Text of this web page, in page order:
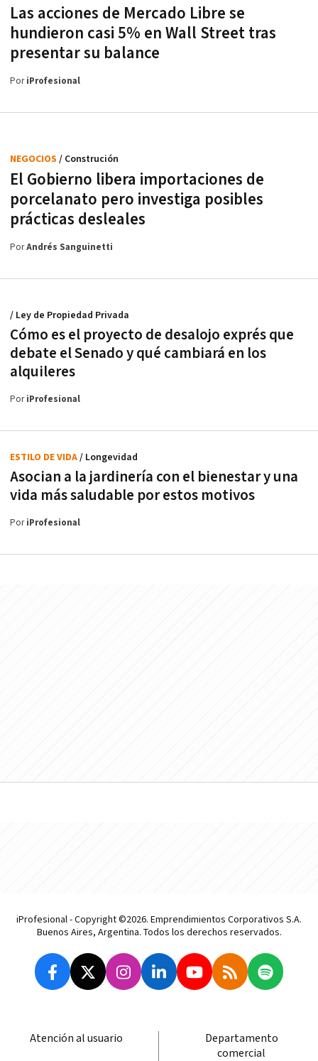
Las acciones de Mercado Libre se
hundieron casi 5% en Wall Street tras
presentar su balance
PoriProfesional
El Gobierno libera importaciones de
porcelanato pero investiga posibles
prácticas desleales
NEGOCIOS / Construción
PorAndrés Sanguinetti
Cómo es el proyecto de desalojo exprés que
debate el Senado y qué cambiará en los
alquileres
/ Ley de Propiedad Privada
PoriProfesional
Asocian a la jardinería con el bienestar y una
vida más saludable por estos motivos
ESTILO DE VIDA/ Longevidad
PoriProfesional
iProfesional - Copyright ©2026. Emprendimientos Corporativos S.A.
Buenos Aires, Argentina. Todos los derechos reservados.
Atención al usuario
Departamento
comercial